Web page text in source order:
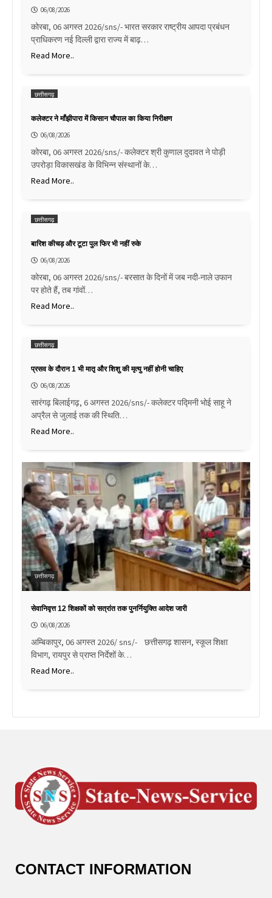
06/08/2026
कोरबा, 06 अगस्त 2026/sns/- भारत सरकार राष्ट्रीय आपदा प्रबंधन
प्राधिकरण नई दिल्ली द्वारा राज्य में बाढ़…
Read More..
छत्तीसगढ़
कलेक्टर ने माँझीपारा में किसान चौपाल का किया निरीक्षण
06/08/2026
कोरबा, 06 अगस्त 2026/sns/- कलेक्टर श्री कुणाल दुदावत ने पोड़ी
उपरोड़ा विकासखंड के विभिन्न संस्थानों के…
Read More..
छत्तीसगढ़
बारिश कीचड़ और टूटा पुल फिर भी नहीं रुके
06/08/2026
कोरबा, 06 अगस्त 2026/sns/- बरसात के दिनों में जब नदी-नाले उफान
पर होते हैं, तब गांवों…
Read More..
छत्तीसगढ़
प्रसव के दौरान 1 भी मातृ और शिशु की मृत्यु नहीं होनी चाहिए
06/08/2026
सारंगढ़ बिलाईगढ़, 6 अगस्त 2026/sns/- कलेक्टर पद्मिनी भोई साहू ने
अप्रैल से जुलाई तक की स्थिति…
Read More..
छत्तीसगढ़
सेवानिवृत्त 12 शिक्षकों को सत्रांत तक पुनर्नियुक्ति आदेश जारी
06/08/2026
अम्बिकापुर, 06 अगस्त 2026/ sns/- छत्तीसगढ़ शासन, स्कूल शिक्षा
विभाग, रायपुर से प्राप्त निर्देशों के…
Read More..
CONTACT INFORMATION